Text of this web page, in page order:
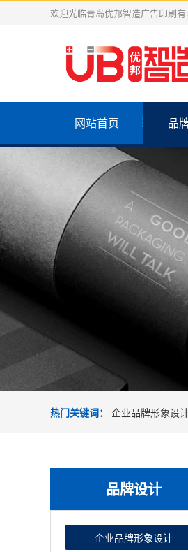
欢迎光临青岛优邦智造广告印刷
网站首页 品
热门关键词： 企业品牌形象设
品牌设计
企业品牌形象设计